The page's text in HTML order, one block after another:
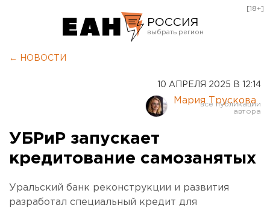
РОССИЯ
Курган
Оренбург
[18+]
← НОВОСТИ
10 АПРЕЛЯ 2025 В 12:14
Мария Трускова
УБРиР запускает
кредитование cамозанятых
Уральский банк реконструкции и развития
разработал специальный кредит для